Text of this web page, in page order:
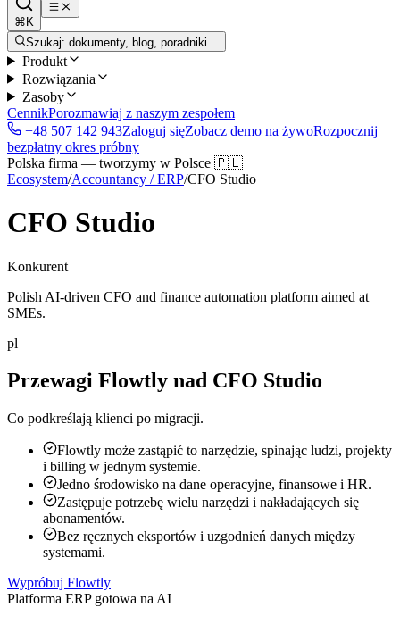
⌘K
Szukaj: dokumenty, blog, poradniki…
Produkt
Rozwiązania
Zasoby
CennikPorozmawiaj z naszym zespołem
+48 507 142 943Zaloguj sięZobacz demo na żywoRozpocznij
bezpłatny okres próbny
Polska firma — tworzymy w Polsce 🇵🇱
Ecosystem/Accountancy / ERP/CFO Studio
CFO Studio
Konkurent
Polish AI-driven CFO and finance automation platform aimed at
SMEs.
pl
Przewagi Flowtly nad CFO Studio
Co podkreślają klienci po migracji.
Flowtly może zastąpić to narzędzie, spinając ludzi, projekty
i billing w jednym systemie.
Jedno środowisko na dane operacyjne, finansowe i HR.
Zastępuje potrzebę wielu narzędzi i nakładających się
abonamentów.
Bez ręcznych eksportów i uzgodnień danych między
systemami.
Wypróbuj Flowtly
Platforma ERP gotowa na AI